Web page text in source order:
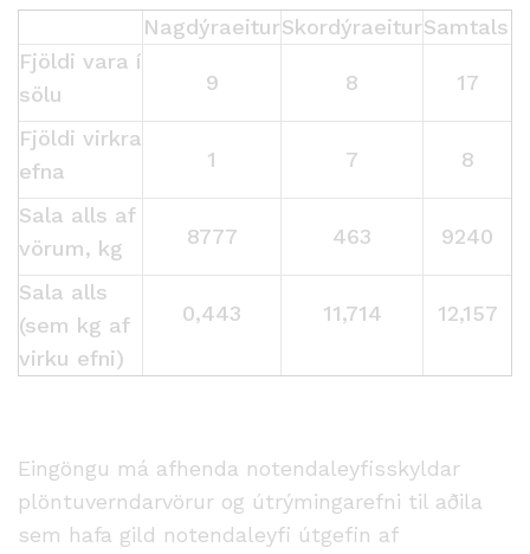
NagdýraeiturSkordýraeiturSamtals
Fjöldi vara í
sölu
9 8 17
Fjöldi virkra
efna
1 7 8
Sala alls af
vörum, kg
8777 463 9240
Sala alls
(sem kg af
virku efni)
0,443 11,714 12,157
Eingöngu má afhenda notendaleyfisskyldar
plöntuverndarvörur og útrýmingarefni til aðila
sem hafa gild notendaleyfi útgefin af